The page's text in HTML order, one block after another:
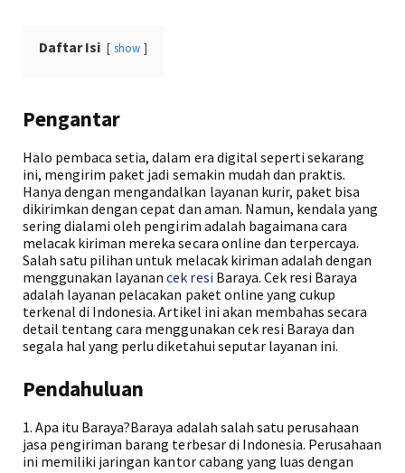
Daftar Isi show
Pengantar
Halo pembaca setia, dalam era digital seperti sekarang
ini, mengirim paket jadi semakin mudah dan praktis.
Hanya dengan mengandalkan layanan kurir, paket bisa
dikirimkan dengan cepat dan aman. Namun, kendala yang
sering dialami oleh pengirim adalah bagaimana cara
melacak kiriman mereka secara online dan terpercaya.
Salah satu pilihan untuk melacak kiriman adalah dengan
menggunakan layanancek resi Baraya. Cek resi Baraya
adalah layanan pelacakan paket online yang cukup
terkenal di Indonesia. Artikel ini akan membahas secara
detail tentang cara menggunakan cek resi Baraya dan
segala hal yang perlu diketahui seputar layanan ini.
Pendahuluan
1. Apa itu Baraya?Baraya adalah salah satu perusahaan
jasa pengiriman barang terbesar di Indonesia. Perusahaan
ini memiliki jaringan kantor cabang yang luas dengan